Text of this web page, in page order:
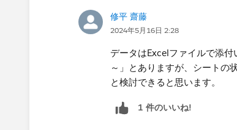
修平 齋藤
2024年5月16日 2:28
データはExcelファイルで添
～」とありますが、シートの
と検討できると思います。
1 件のいいね!